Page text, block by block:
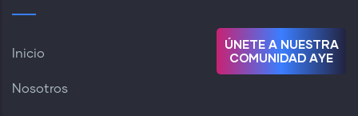
ÚNETE A NUESTRA
COMUNIDAD AYE
Inicio
Nosotros